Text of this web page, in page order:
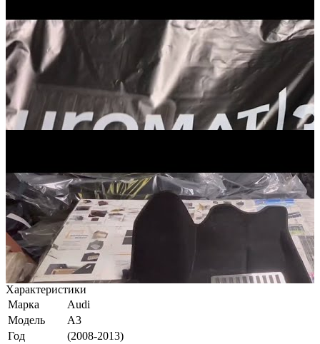
Характеристики
Марка
Audi
Модель
A3
Год
(2008-2013)